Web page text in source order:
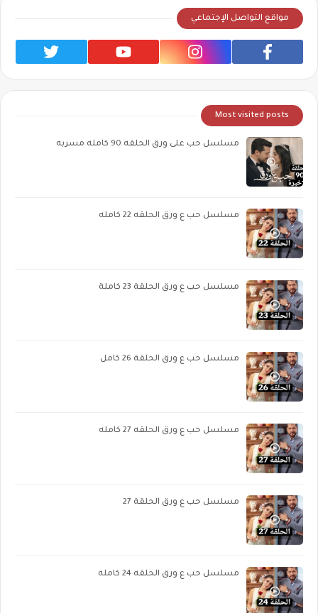
مواقع التواصل الإجتماعي
Most visited posts
مسلسل حب على ورق الحلقه 90 كامله مسربه
مسلسل حب ع ورق الحلقه 22 كامله
مسلسل حب ع ورق الحلقة 23 كاملة
مسلسل حب ع ورق الحلقة 26 كامل
مسلسل حب ع ورق الحلقه 27 كامله
مسلسل حب ع ورق الحلقة 27
مسلسل حب ع ورق الحلقه 24 كامله